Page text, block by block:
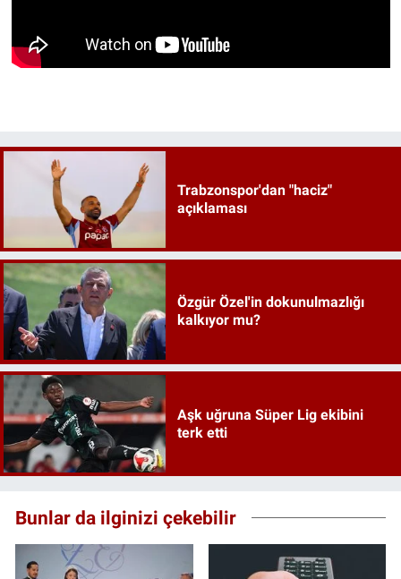
Trabzonspor'dan "haciz"
açıklaması
Özgür Özel'in dokunulmazlığı
kalkıyor mu?
Aşk uğruna Süper Lig ekibini
terk etti
Bunlar da ilginizi çekebilir